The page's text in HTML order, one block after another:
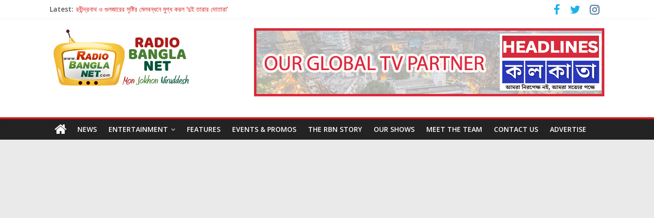
Latest: রবীন্দ্রনাথ ও গুলজারের সৃষ্টির মেলবন্ধনে মুগ্ধ করল ‘দুই তারার দোতারা’
Retribution: A Thought-Provoking Short Film That Challenges Our Understanding of Justice
হাওয়া বদলের টলিউডে ‘তুমি এলে তাই’
NEWS ENTERTAINMENT FEATURES EVENTS & PROMOS THE RBN STORY OUR SHOWS MEET THE TEAM CONTACT US ADVERTISE